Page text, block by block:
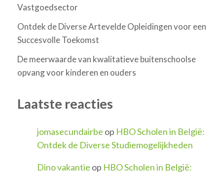
Vastgoedsector
Ontdek de Diverse Artevelde Opleidingen voor een
Succesvolle Toekomst
De meerwaarde van kwalitatieve buitenschoolse
opvang voor kinderen en ouders
Laatste reacties
jomasecundairbe op HBO Scholen in België:
Ontdek de Diverse Studiemogelijkheden
Dino vakantie op HBO Scholen in België: